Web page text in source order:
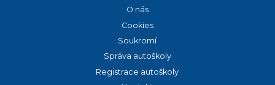
O nás
Cookies
Soukromí
Správa autoškoly
Registrace autoškoly